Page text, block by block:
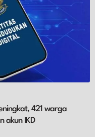
421 warga
akun IKD